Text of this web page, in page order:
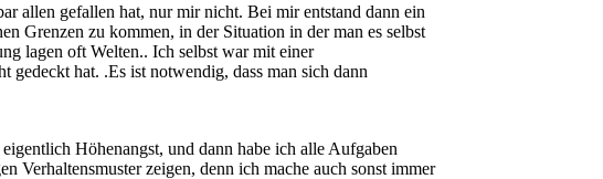
allen gefallen hat, nur mir nicht. Bei mir entstand dann ein
Grenzen zu kommen, in der Situation in der man es selbst
lagen oft Welten.. Ich selbst war mit einer
hat. .Es ist notwendig, dass man sich dann
Höhenangst, und dann habe ich alle Aufgaben
Verhaltensmuster zeigen, denn ich mache auch sonst immer